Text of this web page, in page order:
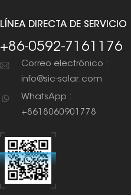
LÍNEA DIRECTA DE SERVICIO
+86-0592-7161176
Correo electrónico :
info@sic-solar.com
WhatsApp :
+8618060901778